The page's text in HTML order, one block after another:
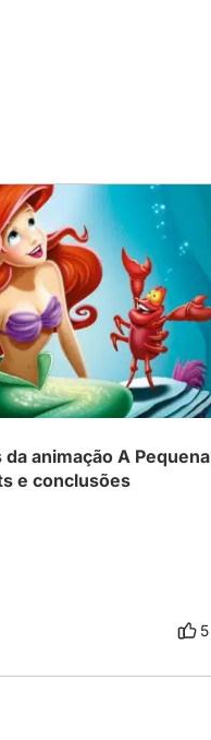
animação A Pequena
e conclusões
5